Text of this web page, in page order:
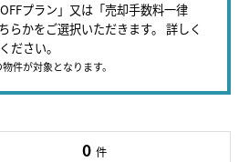
プラン」又は「売却手数料一律
らかをご選択いただきます。 詳しく
ださい。
件が対象となります。
0 件